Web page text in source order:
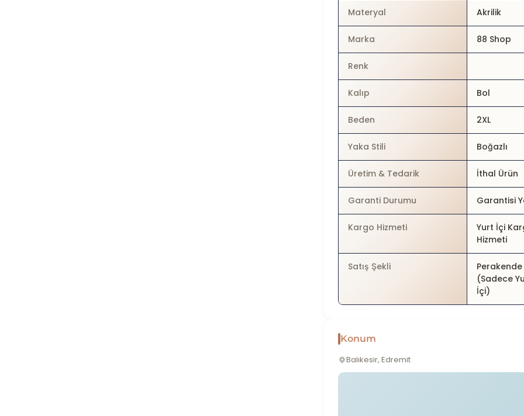
Materyal Akrilik
Marka 88 Shop
Renk
Kalıp Bol
Beden 2XL
Yaka Stili Boğazlı
Üretim & Tedarik İthal Ürün
Garanti Durumu Garantisi
Kargo Hizmeti
Yurt İçi
Hizmeti
Satış Şekli
Perakende
(Sadece
İçi)
Konum
Balıkesir, Edremit